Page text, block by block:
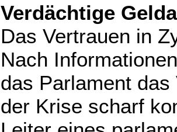
Verdächtige
Das Vertrauen in
Nach
das Parlament
der Krise scharf